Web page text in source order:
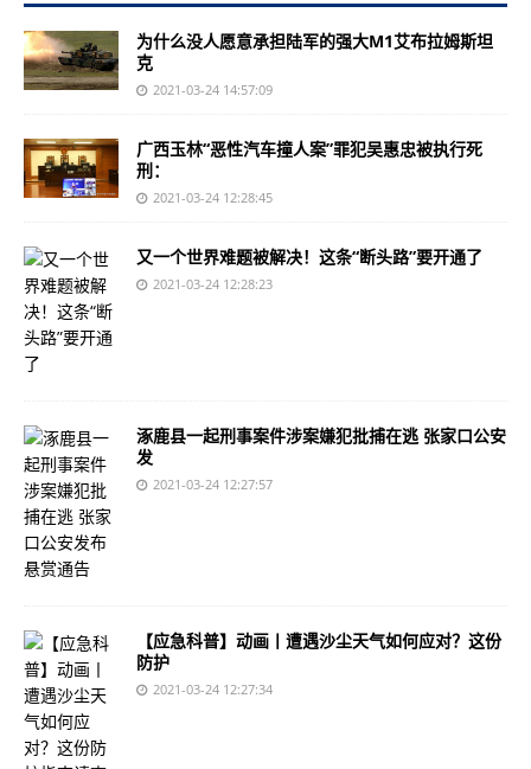
为什么没人愿意承担陆军的强大M1艾布拉姆斯坦
克
2021-03-24 14:57:09
广西玉林“恶性汽车撞人案”罪犯吴惠忠被执行死
刑：
2021-03-24 12:28:45
又一个世界难题被解决！这条“断头路”要开通了
2021-03-24 12:28:23
涿鹿县一起刑事案件涉案嫌犯批捕在逃 张家口公安
发
2021-03-24 12:27:57
【应急科普】动画丨遭遇沙尘天气如何应对？这份
防护
2021-03-24 12:27:34